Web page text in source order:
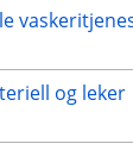
og leker